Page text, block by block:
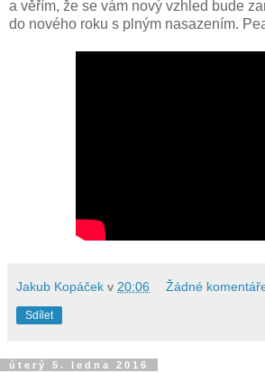
a věřím, že se vám nový vzhled bude
do nového roku s plným nasazením.
Jakub Kopáček v 20:06 Žádné
Sdílet
úterý 5. ledna 2016